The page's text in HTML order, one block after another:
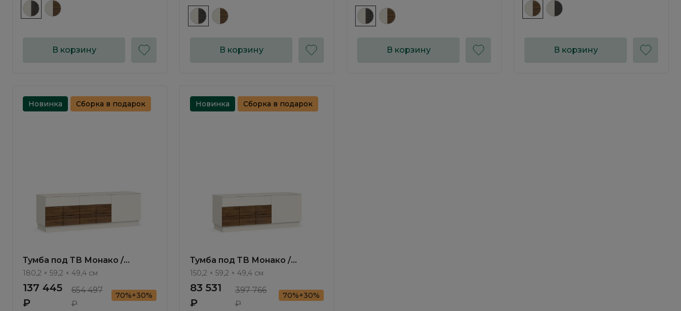
В корзину В корзину В корзину В корзину
Новинка Сборка в подарок
Тумба под ТВ Монако /
Monako MN502.1
180,2 × 59,2 × 49,4 см
137 445
₽
654 497
₽
70%+30%
Новинка Сборка в подарок
Тумба под ТВ Монако /
Monako MN501.1
150,2 × 59,2 × 49,4 см
83 531
₽
397 766
₽
70%+30%